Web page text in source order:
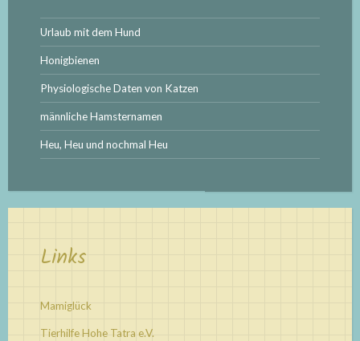
Urlaub mit dem Hund
Honigbienen
Physiologische Daten von Katzen
männliche Hamsternamen
Heu, Heu und nochmal Heu
Links
Mamiglück
Tierhilfe Hohe Tatra e.V.